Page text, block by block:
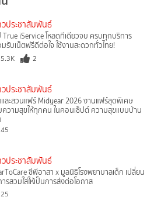
ประชาสัมพันธ์
True iService โหลดทีเดียวจบ ครบทุกบริการ
รับเน็ตฟรีดีต่อใจ ใช้งานสะดวกทั่วไทย!
5.3K 2
ประชาสัมพันธ์
ละสวนแฟร์ Midyear 2026 งานแฟร์สุดพิเศษ
วามสุขให้ทุกคน ในคอนเซ็ปต์ ความสุขแบบบ้าน
45
ประชาสัมพันธ์
ซีพีอาสา x มูลนิธิโรงพยาบาลเด็ก เปลี่ยน
รสวมใส่ให้เป็นการส่งต่อโอกาส
25